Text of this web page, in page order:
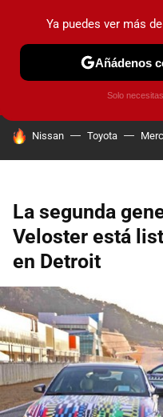
PRUEBAS INDUSTRIA
HOY SE HABLA DE
Nissan Toyota
La segunda
Veloster está
en Detroit
Ya puedes ver más
Añádenos
Solo